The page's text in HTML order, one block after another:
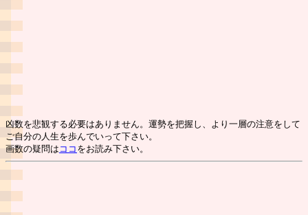
凶数を悲観する必要はありません。運勢を把握し、より一層の注意をして
ご自分の人生を歩んでいって下さい。
画数の疑問は ココ をお読み下さい。